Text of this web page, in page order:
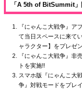
「A 5th of BitSummit
『にゃんこ大戦争』ア
て当日スペースに来て
ャラクター】をプレゼ
『にゃんこ大戦争』非
トを実施!!
スマホ版『にゃんこ大
争』対戦モードをプレ